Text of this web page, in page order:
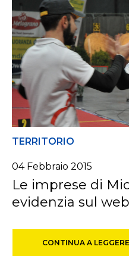
TERRITORIO
04 Febbraio 2015
Le imprese di
evidenzia sul web
CONTINUA A LEGGERE